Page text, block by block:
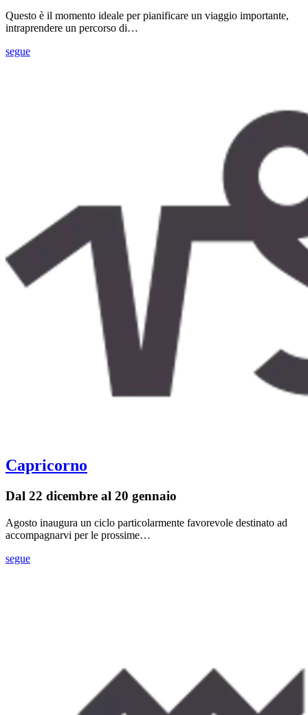
Questo è il momento ideale per pianificare un viaggio importante,
intraprendere un percorso di…
segue
Capricorno
Dal 22 dicembre al 20 gennaio
Agosto inaugura un ciclo particolarmente favorevole destinato ad
accompagnarvi per le prossime…
segue